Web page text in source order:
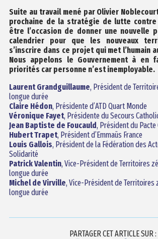
Suite au travail mené par Olivier
prochaine de la stratégie de lutte
être l’occasion de donner une nouvelle
calendrier pour que les nouveaux
s’inscrire dans ce projet qui met l’humain
Nous appelons le Gouvernement à en
priorités car personne n’est inemployable.
Laurent Grandguillaume, Président de
longue durée
Claire Hédon, Présidente d’ATD Quart Monde
Véronique Fayet, Présidente du Secours
Jean Baptiste de Foucauld, Président du Pacte
Hubert Trapet, Président d’Emmaüs France
Louis Gallois, Président de la Fédération des
Solidarité
Patrick Valentin, Vice-Président de Territoires
longue durée
Michel de Virville, Vice-Président de Territoires
longue durée
PARTAGER CET ARTICLE SUR :